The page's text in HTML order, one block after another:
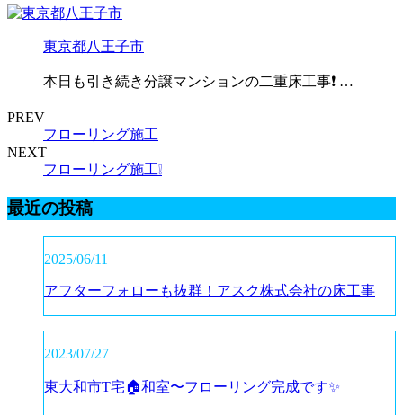
東京都八王子市
本日も引き続き分譲マンションの二重床工事❗️ …
PREV
フローリング施工
NEXT
フローリング施工❕
最近の投稿
2025/06/11
アフターフォローも抜群！アスク株式会社の床工事
2023/07/27
東大和市T宅🏠和室〜フローリング完成です✨